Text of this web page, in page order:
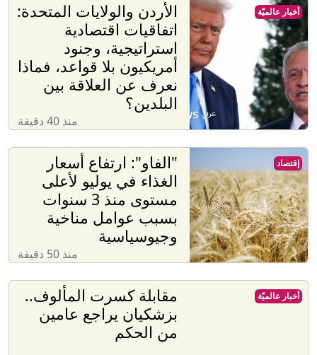
الأردن والولايات المتحدة:
اتفاقيات اقتصادية
استراتيجية، وجنود
أمريكيون بلا قواعد، فماذا
نعرف عن العلاقة بين
البلدين؟
منذ 40 دقيقة
أخبار عالميّة
"الفاو": ارتفاع أسعار
الغذاء في يوليو لأعلى
مستوى منذ 3 سنوات
بسبب عوامل مناخية
وجيوسياسية
منذ 50 دقيقة
إقتصاد
مقابلة كسرت المألوف..
بزشكيان يراجع عامين
من الحكم
أخبار عالميّة